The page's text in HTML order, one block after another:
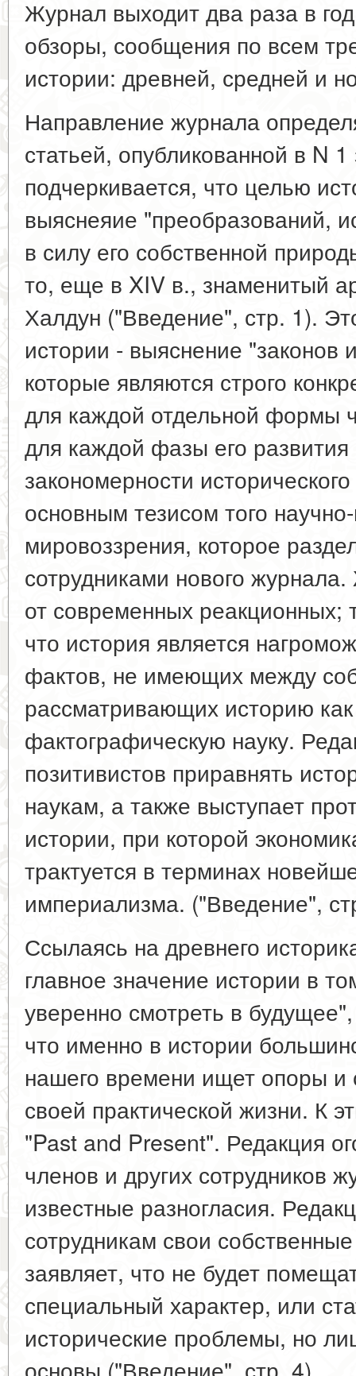
Журнал выходит два раза в
обзоры, сообщения по всем
истории: древней, средней и
Направление журнала
статьей, опубликованной в N
подчеркивается, что целью
выяснеяие "преобразований,
в силу его собственной
то, еще в XIV в., знаменитый
Халдун ("Введение", стр. 1).
истории - выяснение "законов
которые являются строго
для каждой отдельной формы
для каждой фазы его
закономерности
основным тезисом того
мировоззрения, которое
сотрудниками нового
от современных
что история является
фактов, не имеющих между
рассматривающих историю
фактографическую науку.
позитивистов приравнять
наукам, а также выступает
истории, при которой
трактуется в терминах
империализма. ("Введение",
Ссылаясь на древнего
главное значение истории в
уверенно смотреть в
что именно в истории
нашего времени ищет опоры
своей практической жизни. К
"Past and Present". Редакция
членов и других сотрудников
известные разногласия.
сотрудникам свои
заявляет, что не будет
специальный характер, или
исторические проблемы, но